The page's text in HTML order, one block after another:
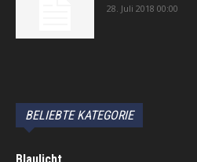
28. Juli 2018 00:00
BELIEBTE KATEGORIE